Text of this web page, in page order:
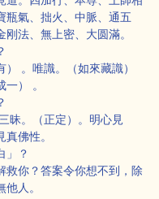
瓶氣、拙火、中脈、通五
法、無上密、大圆滿。
。唯識。（如來藏識）
） 。
昧。（正定）。明心見
佛性。
」？
救你？答案令你想不到，除
人。